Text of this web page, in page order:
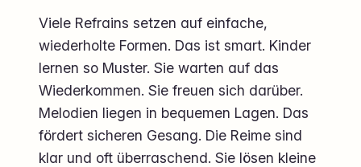
Viele Refrains setzen auf einfache,
wiederholte Formen. Das ist smart. Kinder
lernen so Muster. Sie warten auf das
Wiederkommen. Sie freuen sich darüber.
Melodien liegen in bequemen Lagen. Das
fördert sicheren Gesang. Die Reime sind
klar und oft überraschend. Sie lösen kleine